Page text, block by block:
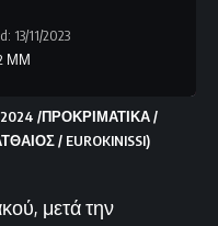
ΜΜ
13/11/2023
2024 /ΠΡΟΚΡΙΜΑΤΙΚΑ /
/ EUROKINISSI)
μετά την